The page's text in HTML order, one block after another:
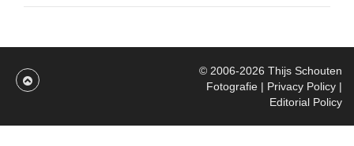
© 2006-2026 Thijs Schouten
Fotografie | Privacy Policy |
Editorial Policy